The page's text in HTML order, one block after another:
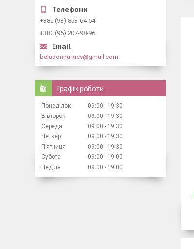
+380 (93) 853-64-54
+380 (95) 207-98-96
beladonna.kiev@gmail.com
Графік роботи
Понеділок 09:00
19:30
Вівторок
09:00
19:30
Середа
09:00
19:30
Четвер
09:00
19:30
Пʼятниця
09:00
19:30
Субота
09:00
19:00
Неділя
09:00 19:00